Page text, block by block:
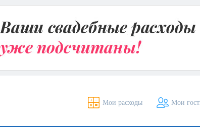
Мои расходы Мои